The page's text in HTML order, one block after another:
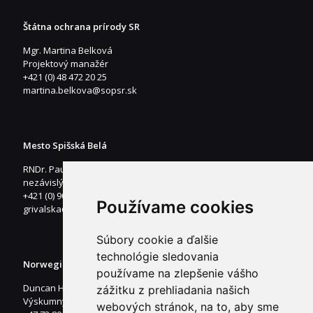
Používame cookies
Súbory cookie a ďalšie
technológie sledovania
používame na zlepšenie vášho
zážitku z prehliadania našich
webových stránok, na to, aby sme
Štátna ochrana prírody SR
Mgr. Martina Belková
Projektový manažér
+421 (0) 48 472 20 25
martina.belkova@sopsr.sk
Mesto Spišská Belá
RNDr. Paula Grivalská
nezávislý odborný referent životného prostredia
+421 (0) 907 848 192
grivalska@spisskabela.sk
Norwegian Institute for Nature Research – NINA
Duncan Halley
Výskumný ekológ